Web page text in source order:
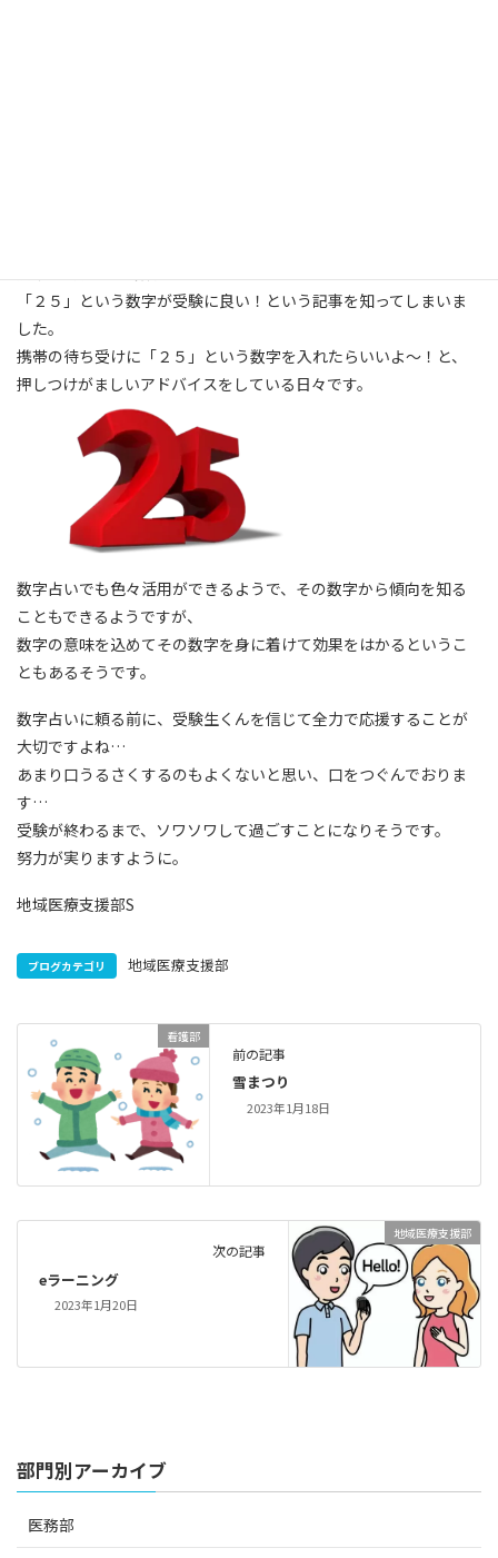
「２５」という数字が受験に良い！という記事を知ってしまいま
した。
携帯の待ち受けに「２５」という数字を入れたらいいよ～！と、
押しつけがましいアドバイスをしている日々です。
数字占いでも色々活用ができるようで、その数字から傾向を知る
こともできるようですが、
数字の意味を込めてその数字を身に着けて効果をはかるというこ
ともあるそうです。
数字占いに頼る前に、受験生くんを信じて全力で応援することが
大切ですよね…
あまり口うるさくするのもよくないと思い、口をつぐんでおりま
す…
受験が終わるまで、ソワソワして過ごすことになりそうです。
努力が実りますように。
地域医療支援部S
ブログカテゴリ 地域医療支援部
看護部
前の記事
雪まつり
2023年1月18日
地域医療支援部
次の記事
eラーニング
2023年1月20日
部門別アーカイブ
医務部